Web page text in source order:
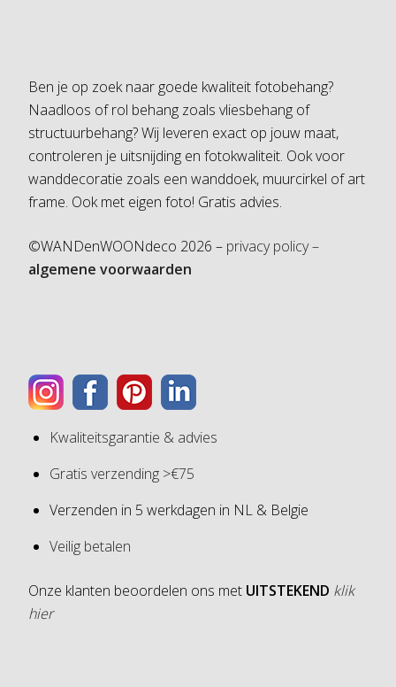
Ben je op zoek naar goede kwaliteit fotobehang?
Naadloos of rol behang zoals vliesbehang of
structuurbehang? Wij leveren exact op jouw maat,
controleren je uitsnijding en fotokwaliteit. Ook voor
wanddecoratie zoals een wanddoek, muurcirkel of art
frame. Ook met eigen foto! Gratis advies.
©WANDenWOONdeco 2026 – privacy policy –
algemene voorwaarden
Kwaliteitsgarantie & advies
Gratis verzending >€75
Verzenden in 5 werkdagen in NL & Belgie
Veilig betalen
Onze klanten beoordelen ons met UITSTEKEND klik
hier